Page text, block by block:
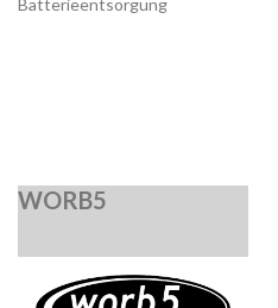
WORB5